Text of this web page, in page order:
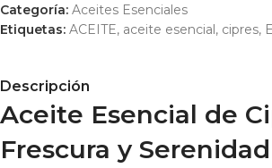
Categoría: Aceites Esenciales
Etiquetas: ACEITE, aceite esencial, cipres,
Descripción
Aceite Esencial de
Frescura y